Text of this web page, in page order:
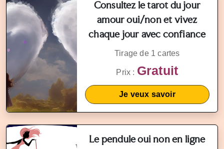
Consultez le tarot du jour
amour oui/non et vivez
chaque jour avec confiance
Tirage de 1 cartes
Prix : Gratuit
Je veux savoir
Le pendule oui non en ligne